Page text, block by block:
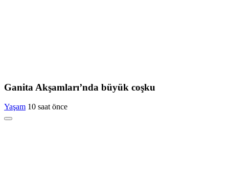
Ganita Akşamları’nda büyük coşku
Yaşam 10 saat önce